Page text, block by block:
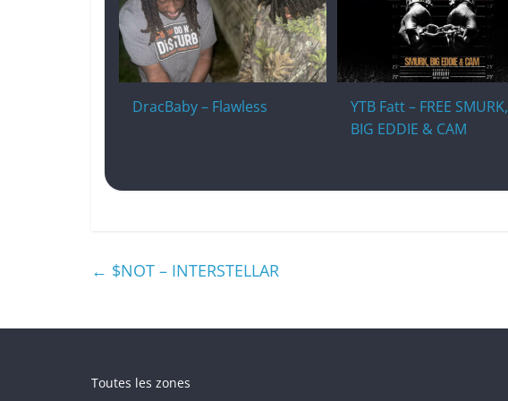
DracBaby – Flawless
YTB Fatt – FREE SMURK,
BIG EDDIE & CAM
← $NOT – INTERSTELLAR
Toutes les zones